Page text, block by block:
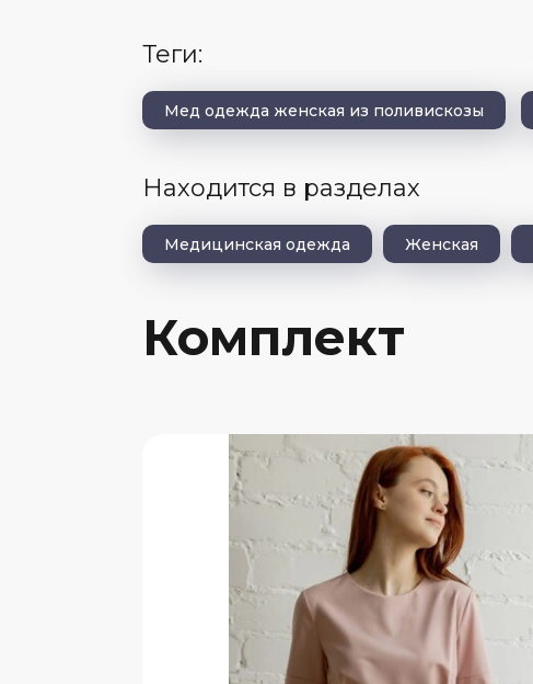
теги:
Мед одежда женская из поливискозы
Находится в разделах
Медицинская одежда Женская
Комплект